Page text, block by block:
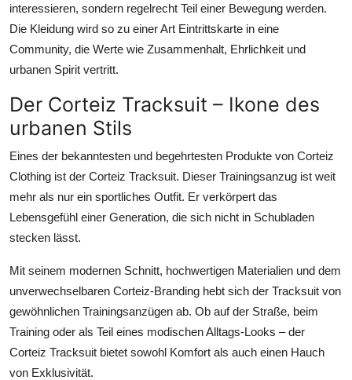
interessieren, sondern regelrecht Teil einer Bewegung werden.
Die Kleidung wird so zu einer Art Eintrittskarte in eine
Community, die Werte wie Zusammenhalt, Ehrlichkeit und
urbanen Spirit vertritt.
Der Corteiz Tracksuit – Ikone des
urbanen Stils
Eines der bekanntesten und begehrtesten Produkte von Corteiz
Clothing ist der Corteiz Tracksuit. Dieser Trainingsanzug ist weit
mehr als nur ein sportliches Outfit. Er verkörpert das
Lebensgefühl einer Generation, die sich nicht in Schubladen
stecken lässt.
Mit seinem modernen Schnitt, hochwertigen Materialien und dem
unverwechselbaren Corteiz-Branding hebt sich der Tracksuit von
gewöhnlichen Trainingsanzügen ab. Ob auf der Straße, beim
Training oder als Teil eines modischen Alltags-Looks – der
Corteiz Tracksuit bietet sowohl Komfort als auch einen Hauch
von Exklusivität.